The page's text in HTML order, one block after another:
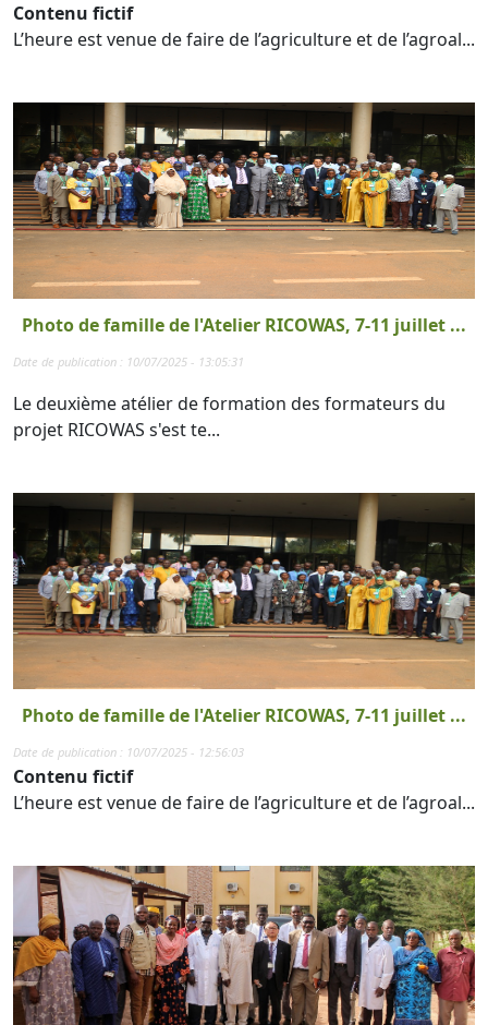
Contenu fictif
L’heure est venue de faire de l’agriculture et de l’agroal...
Photo de famille de l'Atelier RICOWAS, 7-11 juillet ...
Date de publication : 10/07/2025 - 13:05:31
Le deuxième atélier de formation des formateurs du
projet RICOWAS s'est te...
Photo de famille de l'Atelier RICOWAS, 7-11 juillet ...
Date de publication : 10/07/2025 - 12:56:03
Contenu fictif
L’heure est venue de faire de l’agriculture et de l’agroal...